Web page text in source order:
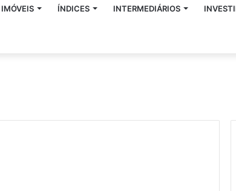
IMÓVEIS ÍNDICES INTERMEDIÁRIOS